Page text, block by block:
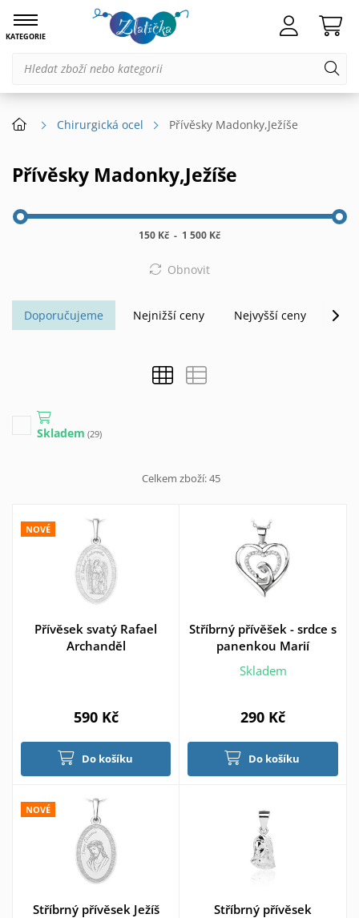
KATEGORIE
Chirurgická ocel Přívěsky Madonky,Ježíše
Přívěsky Madonky,Ježíše
150 Kč - 1 500 Kč
Obnovit
Doporučujeme Nejnižší ceny Nejvyšší ceny
Skladem (29)
Celkem zboží:45
NOVÉ
Přívěsek svatý Rafael
Archanděl
590 Kč
Do košíku
Stříbrný přívěšek - srdce s
panenkou Marií
Skladem
290 Kč
Do košíku
NOVÉ
Stříbrný přívěsek Ježíš
Stříbrný přívěsek